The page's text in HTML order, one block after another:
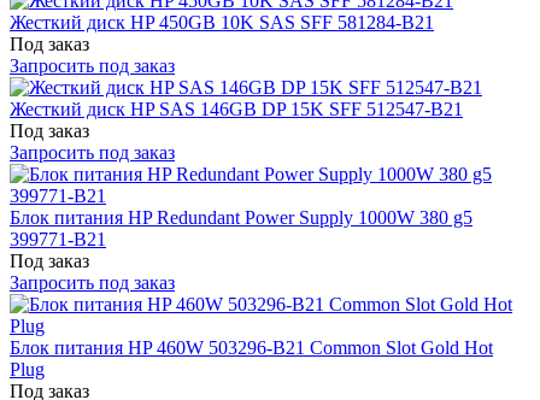
Жесткий диск HP 450GB 10K SAS SFF 581284-B21
Под заказ
Запросить под заказ
Жесткий диск HP SAS 146GB DP 15K SFF 512547-B21
Под заказ
Запросить под заказ
Блок питания HP Redundant Power Supply 1000W 380 g5
399771-B21
Под заказ
Запросить под заказ
Блок питания HP 460W 503296-B21 Common Slot Gold Hot
Plug
Под заказ